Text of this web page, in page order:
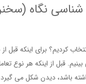
شناسی نگاه
کردیم؟ برای اینکه قبل
قبل از اینکه هر نوع
داشته باشد، دیدن شکل می